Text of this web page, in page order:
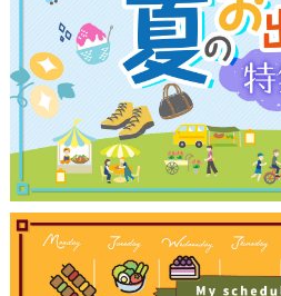
ブログ記事
サイトについて